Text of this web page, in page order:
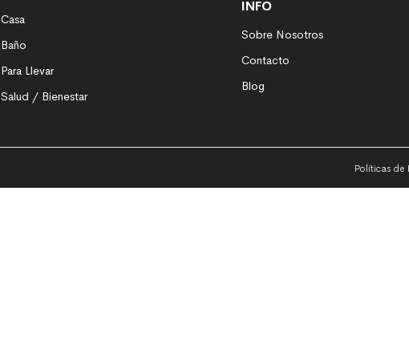
Casa
Baño
Para Llevar
Salud / Bienestar
INFO
Sobre Nosotros
Contacto
Blog
Políticas de